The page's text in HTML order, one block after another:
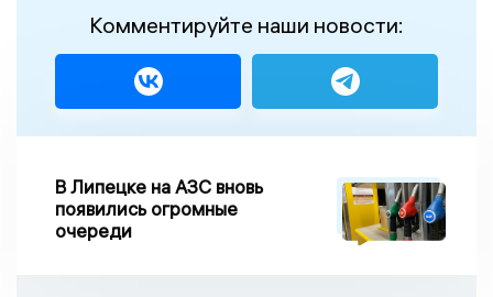
Комментируйте наши новости:
В Липецке на АЗС вновь
появились огромные
очереди